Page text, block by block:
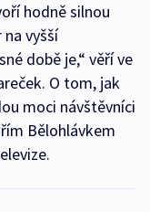
hodně silnou
vyšší
době je,“ věří ve
O tom, jak
moci návštěvníci
Bělohlávkem